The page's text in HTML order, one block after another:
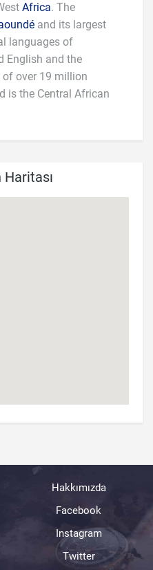
Africa. The
and its largest
languages of
English and the
over 19 million
is the Central African
Hakkımızda
Facebook
Instagram
Twitter